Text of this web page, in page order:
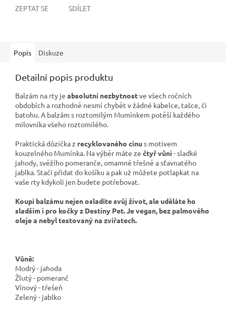
ZEPTAT SE SDÍLET
Popis Diskuze
Detailní popis produktu
Balzám na rty je absolutní nezbytnostve všech ročních
obdobích a rozhodně nesmí chybět v žádné kabelce, tašce, či
batohu. A balzám s roztomilým Mumínkem potěší každého
milovníka všeho roztomilého.
Praktická dózička z recyklovaného cínus motivem
kouzelného Mumínka. Na výběr máte ze čtyř vůní- sladké
jahody, svěžího pomeranče, omamné třešně a sťavnatého
jablka. Stačí přidat do košíku a pak už můžete potlapkat na
vaše rty kdykoli jen budete potřebovat.
Koupí balzámu nejen osladíte svůj život, ale uděláte ho
sladším i pro kočky z Destiny Pet. Je vegan, bez palmového
oleje a nebyl testovaný na zvířatech.
Vůně:
Modrý - jahoda
Žlutý - pomeranč
Vínový - třešeň
Zelený - jablko